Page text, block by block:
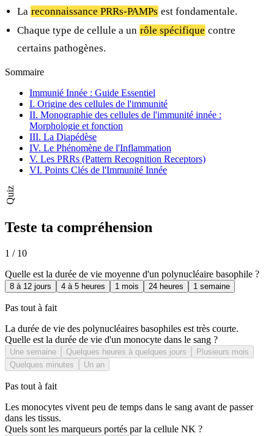
La reconnaissance PRRs-PAMPs est fondamentale.
Chaque type de cellule a un rôle spécifique contre
certains pathogènes.
Sommaire
Immunié Innée : Guide Essentiel
I. Origine des cellules de l'immunité
II. Monographie des cellules de l'immunité innée :
Morphologie et fonction
III. La Diapédèse
IV. Le Phénomène de l'Inflammation
V. Les PRRs (Pattern Recognition Receptors)
VI. Points Clés de l'Immunité Innée
Quiz
Teste ta compréhension
1 / 10
Quelle est la durée de vie moyenne d'un polynucléaire basophile ?
8 à 12 jours 4 à 5 heures 1 mois 24 heures 1 semaine
Pas tout à fait
La durée de vie des polynucléaires basophiles est très courte.
Quelle est la durée de vie d'un monocyte dans le sang ?
Une semaine Quelques heures à quelques jours
Plusieurs mois
Quelques minutes
Un an
Pas tout à fait
Les monocytes vivent peu de temps dans le sang avant de passer
dans les tissus.
Quels sont les marqueurs portés par la cellule NK ?